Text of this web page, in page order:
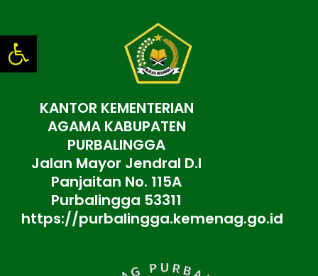
Open toolbar
konten
KANTOR KEMENTERIAN
AGAMA KABUPATEN
PURBALINGGA
Jalan Mayor Jendral D.I
Panjaitan No. 115A
Purbalingga 53311
https://purbalingga.kemenag.go.id